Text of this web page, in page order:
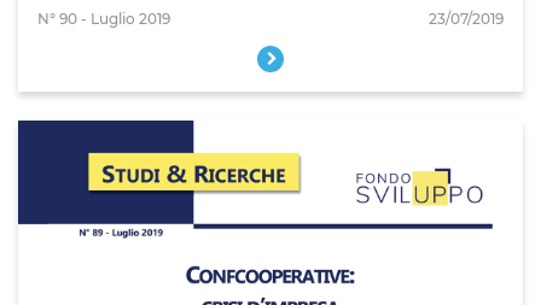
N° 90 - Luglio 2019 23/07/2019